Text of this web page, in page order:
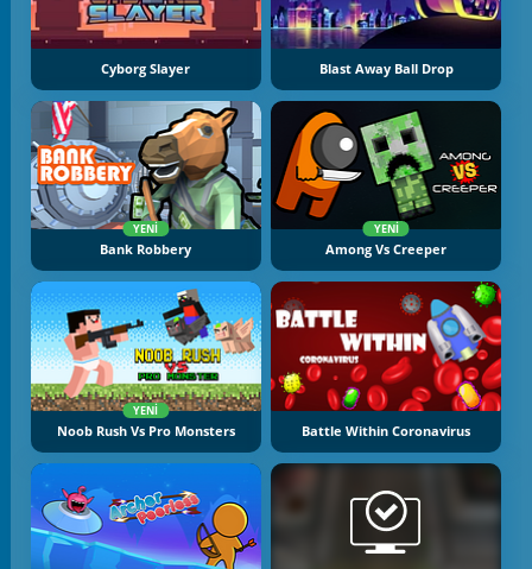
Cyborg Slayer Blast Away Ball Drop
YENI
Bank Robbery
YENI
Among Vs Creeper
YENI
Noob Rush Vs Pro Monsters Battle Within Coronavirus